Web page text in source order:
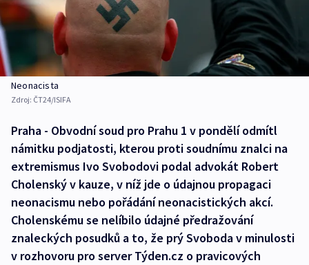
Neonacista
Zdroj: ČT24/ISIFA
Praha - Obvodní soud pro Prahu 1 v pondělí odmítl
námitku podjatosti, kterou proti soudnímu znalci na
extremismus Ivo Svobodovi podal advokát Robert
Cholenský v kauze, v níž jde o údajnou propagaci
neonacismu nebo pořádání neonacistických akcí.
Cholenskému se nelíbilo údajné předražování
znaleckých posudků a to, že prý Svoboda v minulosti
v rozhovoru pro server Týden.cz o pravicových